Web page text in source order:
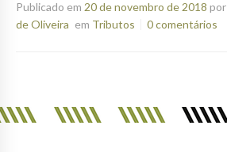
Publicado em 20 de novembro de 2018 por
de Oliveira em Tributos 0 comentários